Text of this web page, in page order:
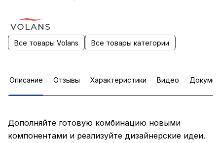
Все товары Volans Все товары категории
Описание Отзывы Характеристики Видео
Дополняйте готовую комбинацию новыми
компонентами и реализуйте дизайнерские идеи.